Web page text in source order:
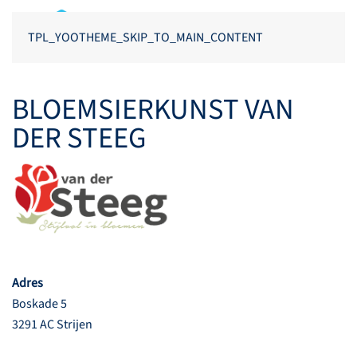
TPL_YOOTHEME_SKIP_TO_MAIN_CONTENT
BLOEMSIERKUNST VAN
DER STEEG
Adres
Boskade 5
3291 AC Strijen